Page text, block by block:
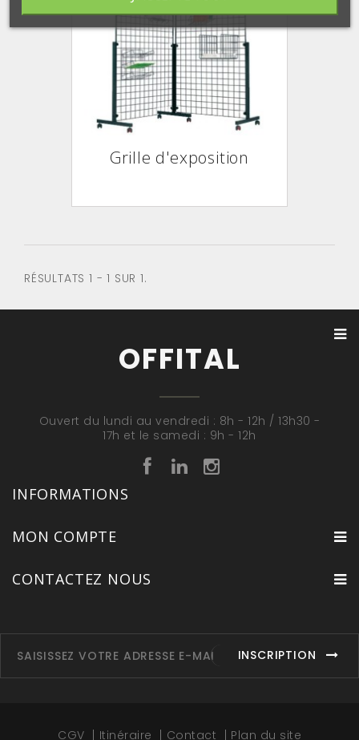
Grille d'exposition
RÉSULTATS 1 - 1 SUR 1.
OFFITAL
Ouvert du lundi au vendredi : 8h - 12h / 13h30 -
17h et le samedi : 9h - 12h
INFORMATIONS
MON COMPTE
CONTACTEZ NOUS
INSCRIPTION
CGV Itinéraire Contact Plan du site